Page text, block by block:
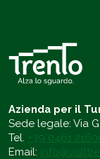
Azienda per il
Sede legale: Via
Tel. +39 0461
Email: